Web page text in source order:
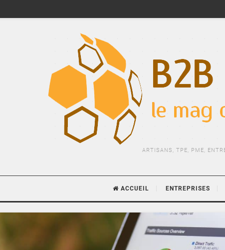
ARTISANS, TPE, PME,
ACCUEIL ENTREPRISES